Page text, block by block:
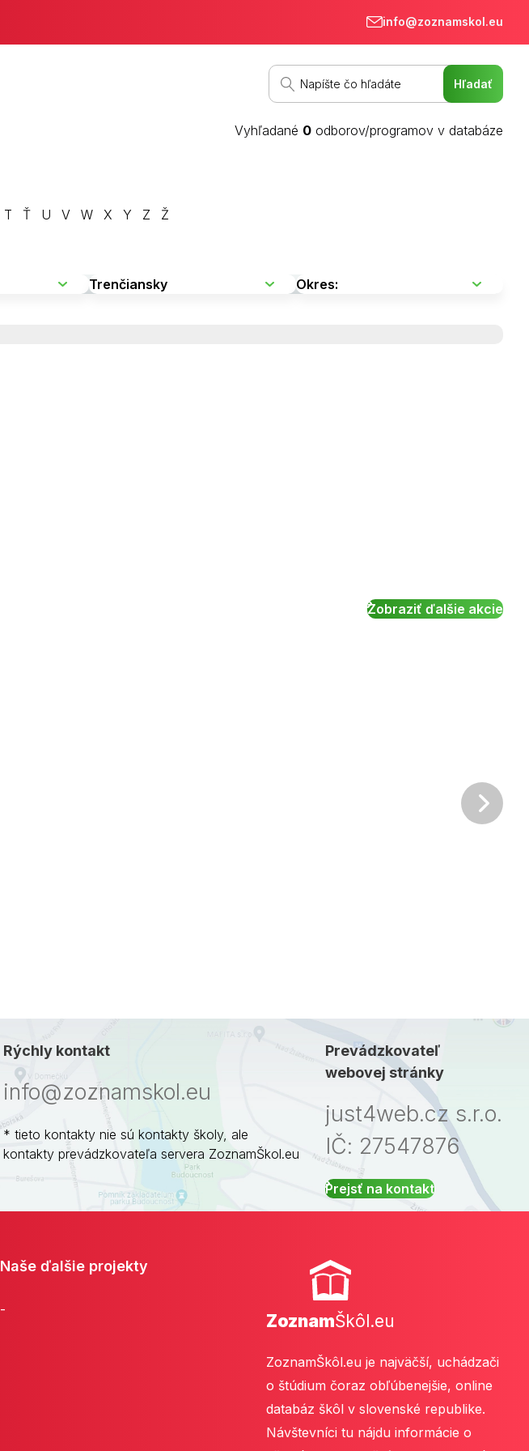
info@zoznamskol.eu
Vyhľadané 0 odborov/programov v databáze
T Ť U V W X Y Z
Ž
Zobraziť ďalšie akcie
Rýchly kontakt
info@zoznamskol.eu
* tieto kontakty nie sú kontakty školy, ale
kontakty prevádzkovateľa servera ZoznamŠkol.eu
Prevádzkovateľ
webovej stránky
just4web.cz s.r.o.
IČ: 27547876
Prejsť na kontakt
Naše ďalšie projekty
-
ZoznamŠkôl.eu
ZoznamŠkôl.eu je najväčší, uchádzači
o štúdium čoraz obľúbenejšie, online
databáz škôl v slovenské republike.
Návštevníci tu nájdu informácie o